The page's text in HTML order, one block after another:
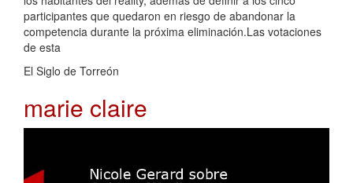
participantes que quedaron en riesgo de abandonar la
competencia durante la próxima eliminación.Las votaciones
de esta
El Siglo de Torreón
marie claire